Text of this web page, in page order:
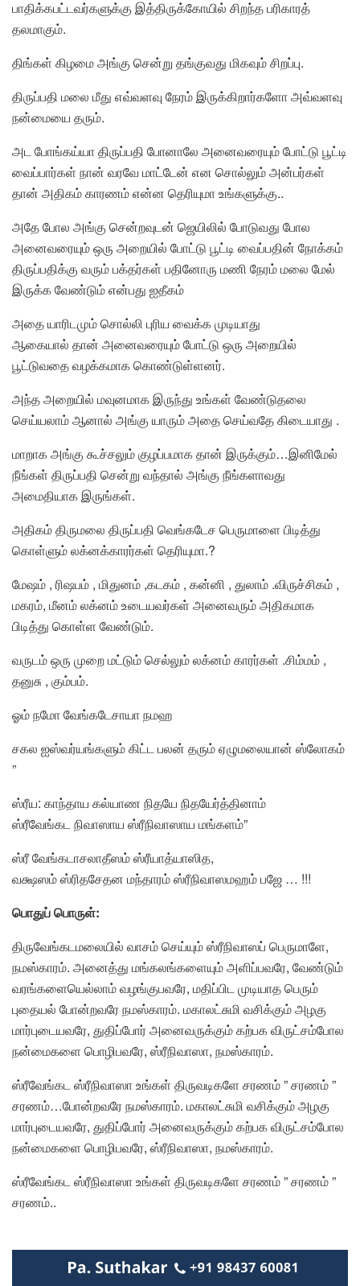
பாதிக்கபட்டவர்களுக்கு இத்திருக்கோயில் சிறந்த பரிகாரத்
தலமாகும்.
திங்கள் கிழமை அங்கு சென்று தங்குவது மிகவும் சிறப்பு.
திருப்பதி மலை மீது எவ்வளவு நேரம் இருக்கிறார்களோ அவ்வளவு
நன்மையை தரும்.
அட போங்கய்யா திருப்பதி போனாலே அனைவரையும் போட்டு பூட்டி
வைப்பார்கள் நான் வரவே மாட்டேன் என சொல்லும் அன்பர்கள்
தான் அதிகம் காரணம் என்ன தெரியுமா உங்களுக்கு..
அதே போல அங்கு சென்றவுடன் ஜெயிலில் போடுவது போல
அனைவரையும் ஒரு அறையில் போட்டு பூட்டி வைப்பதின் நோக்கம்
திருப்பதிக்கு வரும் பக்தர்கள் பதினோரு மணி நேரம் மலை மேல்
இருக்க வேண்டும் என்பது ஐதீகம்
அதை யாரிடமும் சொல்லி புரிய வைக்க முடியாது
ஆகையால் தான் அனைவரையும் போட்டு ஒரு அறையில்
பூட்டுவதை வழக்கமாக கொண்டுள்ளனர்.
அந்த அறையில் மவுனமாக இருந்து உங்கள் வேண்டுதலை
செய்யலாம் ஆனால் அங்கு யாரும் அதை செய்வதே கிடையாது .
மாறாக அங்கு கூச்சலும் குழப்பமாக தான் இருக்கும்…இனிமேல்
நீங்கள் திருப்பதி சென்று வந்தால் அங்கு நீங்களாவது
அமைதியாக இருங்கள்.
அதிகம் திருமலை திருப்பதி வெங்கடேச பெருமாளை பிடித்து
கொள்ளும் லக்னக்காரர்கள் தெரியுமா.?
மேஷம் , ரிஷபம் , மிதுனம் ,கடகம் , கன்னி , துலாம் .விருச்சிகம் ,
மகரம், மீனம் லக்னம் உடையவர்கள் அனைவரும் அதிகமாக
பிடித்து கொள்ள வேண்டும்.
வருடம் ஒரு முறை மட்டும் செல்லும் லக்னம் காரர்கள் .சிம்மம் ,
தனுசு , கும்பம்.
ஓம் நமோ வேங்கடேசாயா நமஹ
சகல ஐஸ்வர்யங்களும் கிட்ட பலன் தரும் ஏழுமலையான் ஸ்லோகம்
”
ஸ்ரீய: காந்தாய கல்யாண நிதயே நிதயேர்த்தினாம்
ஸ்ரீவேங்கட நிவாஸாய ஸ்ரீநிவாஸாய மங்களம்”
ஸ்ரீ வேங்கடாசலாதீஸம் ஸ்ரீயாத்யாஸித,
வக்ஷஸம் ஸ்ரிதசேதன மந்தாரம் ஸ்ரீநிவாஸமஹம் பஜே … !!!
பொதுப் பொருள்:
திருவேங்கடமலையில் வாசம் செய்யும் ஸ்ரீநிவாஸப் பெருமாளே,
நமஸ்காரம். அனைத்து மங்கலங்களையும் அளிப்பவரே, வேண்டும்
வரங்களையெல்லாம் வழங்குபவரே, மதிப்பிட முடியாத பெரும்
புதையல் போன்றவரே நமஸ்காரம். மகாலட்சுமி வசிக்கும் அழகு
மார்புடையவரே, துதிப்போர் அனைவருக்கும் கற்பக விருட்சம்போல
நன்மைகளை பொழிபவரே, ஸ்ரீநிவாஸா, நமஸ்காரம்.
ஸ்ரீவேங்கட ஸ்ரீநிவாஸா உங்கள் திருவடிகளே சரணம் ” சரணம் ”
சரணம்…போன்றவரே நமஸ்காரம். மகாலட்சுமி வசிக்கும் அழகு
மார்புடையவரே, துதிப்போர் அனைவருக்கும் கற்பக விருட்சம்போல
நன்மைகளை பொழிபவரே, ஸ்ரீநிவாஸா, நமஸ்காரம்.
ஸ்ரீவேங்கட ஸ்ரீநிவாஸா உங்கள் திருவடிகளே சரணம் ” சரணம் ”
சரணம்..